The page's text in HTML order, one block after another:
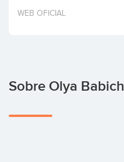
Invertir
WEB OFICIAL
Sobre Olya Babich